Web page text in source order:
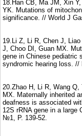
18.Han CB, Ma JM, Xin
YK. Mutations of
significance. // World J
19.Li Z, Li R, Chen J,
J, Choo DI, Guan MX.
gene in Chinese pediatric
syndromic hearing loss. //
20.Zhao H, Li R, Wang
MX. Maternally inherited
deafness is associated
12S rRNA gene in a large
№1, P. 139-52.